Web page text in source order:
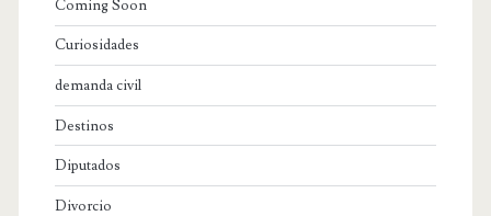
Coming Soon
Curiosidades
demanda civil
Destinos
Diputados
Divorcio